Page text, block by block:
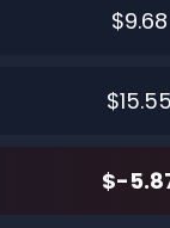
$9.68
$15.55
$-